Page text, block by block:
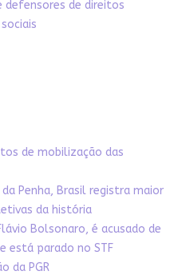
defensores de direitos
de mobilização das
da Penha, Brasil registra maior
da história
Bolsonaro, é acusado de
está parado no STF
da PGR